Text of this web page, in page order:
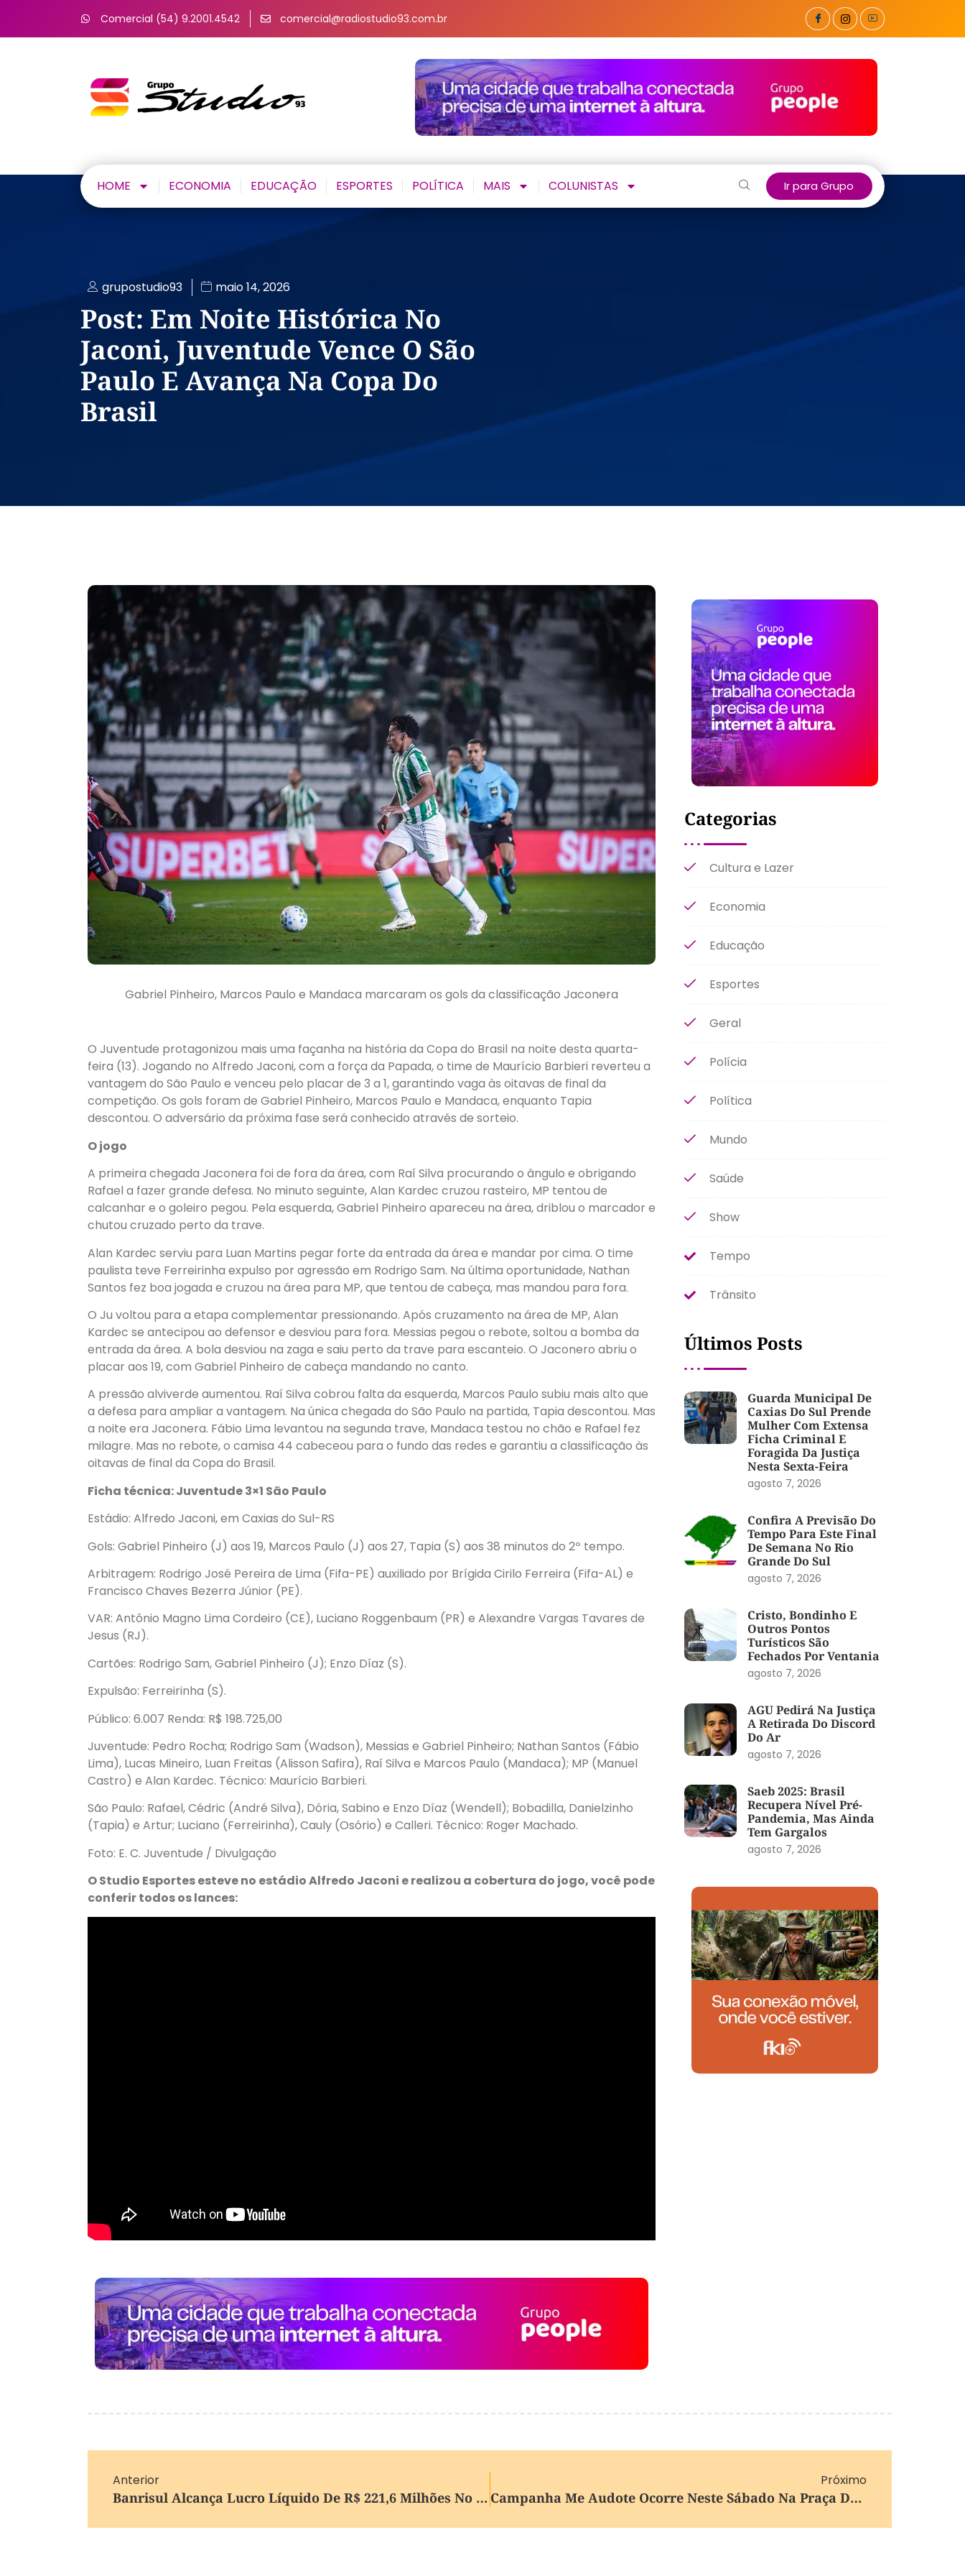
Comercial (54) 9.2001.4542 comercial@radiostudio93.com.br
HOME ECONOMIA EDUCAÇÃO ESPORTES POLÍTICA MAIS COLUNISTAS Ir para Grupo
grupostudio93 maio 14, 2026
Post: Em Noite Histórica No
Jaconi, Juventude Vence O São
Paulo E Avança Na Copa Do
Brasil
Gabriel Pinheiro, Marcos Paulo e Mandaca marcaram os gols da classificação Jaconera
O Juventude protagonizou mais uma façanha na história da Copa do Brasil na noite desta quarta-
feira (13). Jogando no Alfredo Jaconi, com a força da Papada, o time de Maurício Barbieri reverteu a
vantagem do São Paulo e venceu pelo placar de 3 a 1, garantindo vaga às oitavas de final da
competição. Os gols foram de Gabriel Pinheiro, Marcos Paulo e Mandaca, enquanto Tapia
descontou. O adversário da próxima fase será conhecido através de sorteio.
O jogo
A primeira chegada Jaconera foi de fora da área, com Raí Silva procurando o ângulo e obrigando
Rafael a fazer grande defesa. No minuto seguinte, Alan Kardec cruzou rasteiro, MP tentou de
calcanhar e o goleiro pegou. Pela esquerda, Gabriel Pinheiro apareceu na área, driblou o marcador e
chutou cruzado perto da trave.
Alan Kardec serviu para Luan Martins pegar forte da entrada da área e mandar por cima. O time
paulista teve Ferreirinha expulso por agressão em Rodrigo Sam. Na última oportunidade, Nathan
Santos fez boa jogada e cruzou na área para MP, que tentou de cabeça, mas mandou para fora.
O Ju voltou para a etapa complementar pressionando. Após cruzamento na área de MP, Alan
Kardec se antecipou ao defensor e desviou para fora. Messias pegou o rebote, soltou a bomba da
entrada da área. A bola desviou na zaga e saiu perto da trave para escanteio. O Jaconero abriu o
placar aos 19, com Gabriel Pinheiro de cabeça mandando no canto.
A pressão alviverde aumentou. Raí Silva cobrou falta da esquerda, Marcos Paulo subiu mais alto que
a defesa para ampliar a vantagem. Na única chegada do São Paulo na partida, Tapia descontou. Mas
a noite era Jaconera. Fábio Lima levantou na segunda trave, Mandaca testou no chão e Rafael fez
milagre. Mas no rebote, o camisa 44 cabeceou para o fundo das redes e garantiu a classificação às
oitavas de final da Copa do Brasil.
Ficha técnica: Juventude 3×1 São Paulo
Estádio: Alfredo Jaconi, em Caxias do Sul-RS
Gols: Gabriel Pinheiro (J) aos 19, Marcos Paulo (J) aos 27, Tapia (S) aos 38 minutos do 2º tempo.
Arbitragem: Rodrigo José Pereira de Lima (Fifa-PE) auxiliado por Brígida Cirilo Ferreira (Fifa-AL) e
Francisco Chaves Bezerra Júnior (PE).
VAR: Antônio Magno Lima Cordeiro (CE), Luciano Roggenbaum (PR) e Alexandre Vargas Tavares de
Jesus (RJ).
Cartões: Rodrigo Sam, Gabriel Pinheiro (J); Enzo Díaz (S).
Expulsão: Ferreirinha (S).
Público: 6.007 Renda: R$ 198.725,00
Juventude: Pedro Rocha; Rodrigo Sam (Wadson), Messias e Gabriel Pinheiro; Nathan Santos (Fábio
Lima), Lucas Mineiro, Luan Freitas (Alisson Safira), Raí Silva e Marcos Paulo (Mandaca); MP (Manuel
Castro) e Alan Kardec. Técnico: Maurício Barbieri.
São Paulo: Rafael, Cédric (André Silva), Dória, Sabino e Enzo Díaz (Wendell); Bobadilla, Danielzinho
(Tapia) e Artur; Luciano (Ferreirinha), Cauly (Osório) e Calleri. Técnico: Roger Machado.
Foto: E. C. Juventude / Divulgação
O Studio Esportes esteve no estádio Alfredo Jaconi e realizou a cobertura do jogo, você pode
conferir todos os lances:
Categorias
Cultura e Lazer
Economia
Educação
Esportes
Geral
Polícia
Política
Mundo
Saúde
Show
Tempo
Trânsito
Últimos Posts
Guarda Municipal De
Caxias Do Sul Prende
Mulher Com Extensa
Ficha Criminal E
Foragida Da Justiça
Nesta Sexta-Feira
agosto 7, 2026
Confira A Previsão Do
Tempo Para Este Final
De Semana No Rio
Grande Do Sul
agosto 7, 2026
Cristo, Bondinho E
Outros Pontos
Turísticos São
Fechados Por Ventania
agosto 7, 2026
AGU Pedirá Na Justiça
A Retirada Do Discord
Do Ar
agosto 7, 2026
Saeb 2025: Brasil
Recupera Nível Pré-
Pandemia, Mas Ainda
Tem Gargalos
agosto 7, 2026
Anterior
Banrisul Alcança Lucro Líquido De R$ 221,6 Milhões No 1º Trimestre De 2026
Próximo
Campanha Me Audote Ocorre Neste Sábado Na Praça Da Prefeitura De Farroupilha